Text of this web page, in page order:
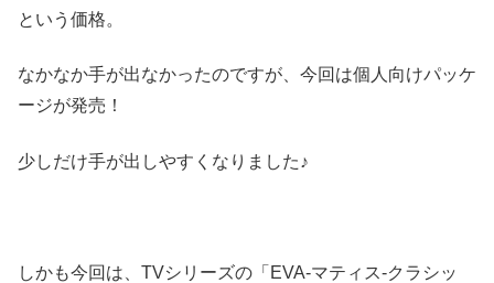
という価格。
なかなか手が出なかったのですが、今回は個人向けパッケ
ージが発売！
少しだけ手が出しやすくなりました♪
しかも今回は、TVシリーズの「EVA-マティス-クラシッ